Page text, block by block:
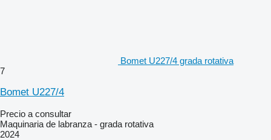
Bomet U227/4 grada rotativa
7
Bomet U227/4
Precio a consultar
Maquinaria de labranza - grada rotativa
2024